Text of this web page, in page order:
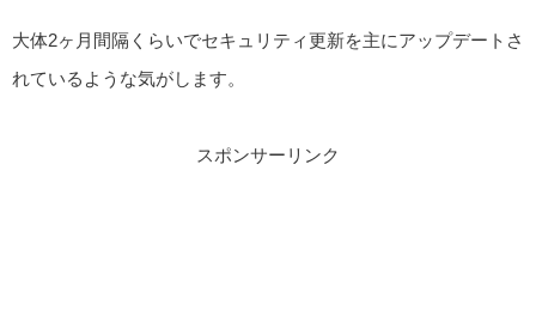
大体2ヶ月間隔くらいでセキュリティ更新を主にアップデートさ
れているような気がします。
スポンサーリンク